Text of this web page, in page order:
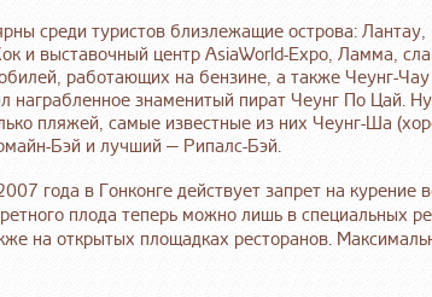
среди туристов близлежащие острова:
и выставочный центр AsiaWorld-Expo, Ламма,
работающих на бензине, а также Чеунг-
награбленное знаменитый пират Чеунг По Цай.
пляжей, самые известные из них Чеунг-Ша
Бэй и лучший — Рипалс-Бэй.
года в Гонконге действует запрет на курение
плода теперь можно лишь в специальных
на открытых площадках ресторанов.